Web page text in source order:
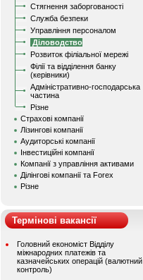
Стягнення заборгованості
Служба безпеки
Управління персоналом
Діловодство
Розвиток філіальної мережі
Філії та відділення банку
(керівники)
Адміністративно-господарська
частина
Різне
Страхові компанії
Лізингові компанії
Аудиторські компанії
Інвестиційні компанії
Компанії з управління активами
Ділінгові компанії та Forex
Різне
Термінові вакансії
Головний економіст Відділу
міжнародних платежів та
казначейських операцій (валютний
контроль)